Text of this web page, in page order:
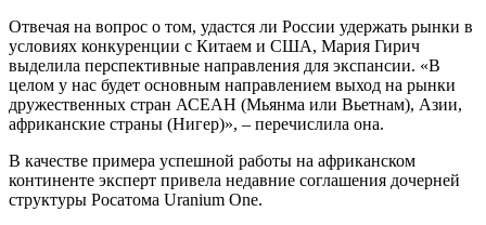
Отвечая на вопрос о том, удастся ли России удержать рынки в
условиях конкуренции с Китаем и США, Мария Гирич
выделила перспективные направления для экспансии. «В
целом у нас будет основным направлением выход на рынки
дружественных стран АСЕАН (Мьянма или Вьетнам), Азии,
африканские страны (Нигер)», – перечислила она.
В качестве примера успешной работы на африканском
континенте эксперт привела недавние соглашения дочерней
структуры Росатома Uranium One.